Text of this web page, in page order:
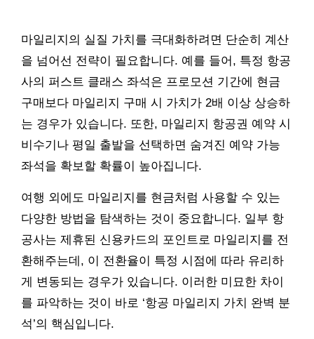
마일리지의 실질 가치를 극대화하려면 단순히 계산
을 넘어선 전략이 필요합니다. 예를 들어, 특정 항공
사의 퍼스트 클래스 좌석은 프로모션 기간에 현금
구매보다 마일리지 구매 시 가치가 2배 이상 상승하
는 경우가 있습니다. 또한, 마일리지 항공권 예약 시
비수기나 평일 출발을 선택하면 숨겨진 예약 가능
좌석을 확보할 확률이 높아집니다.
여행 외에도 마일리지를 현금처럼 사용할 수 있는
다양한 방법을 탐색하는 것이 중요합니다. 일부 항
공사는 제휴된 신용카드의 포인트로 마일리지를 전
환해주는데, 이 전환율이 특정 시점에 따라 유리하
게 변동되는 경우가 있습니다. 이러한 미묘한 차이
를 파악하는 것이 바로 ‘항공 마일리지 가치 완벽 분
석’의 핵심입니다.